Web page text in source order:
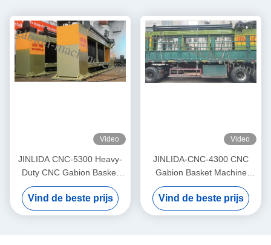
Video
JINLIDA CNC-5300 Heavy-
Duty CNC Gabion Basket
Welding Machine 5300mm
Width Double Twist Mesh
Production Equipment
Vind de beste prijs
Video
JINLIDA-CNC-4300 CNC
Gabion Basket Machine
4300mm Working Width
Servo-Driven Double Twist
Mesh Equipment
Vind de beste prijs